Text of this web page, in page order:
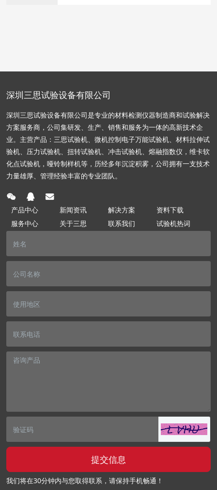
深圳三思试验设备有限公司
深圳三思试验设备有限公司是专业的材料检测仪器制造商和试验解决
方案服务商，公司集研发、生产、销售和服务为一体的高新技术企
业。主营产品：三思试验机、微机控制电子万能试验机、材料拉伸试
验机、压力试验机、扭转试验机、冲击试验机、熔融指数仪，维卡软
化点试验机，哑铃制样机等，历经多年沉淀积雾，公司拥有一支技术
力量雄厚、管理经验丰富的专业团队。
产品中心 新闻资讯 解决方案
资料下载
服务中心
关于三思 联系我们 试验机热词
提交信息
我们将在30分钟内与您取得联系，请保持手机畅通！